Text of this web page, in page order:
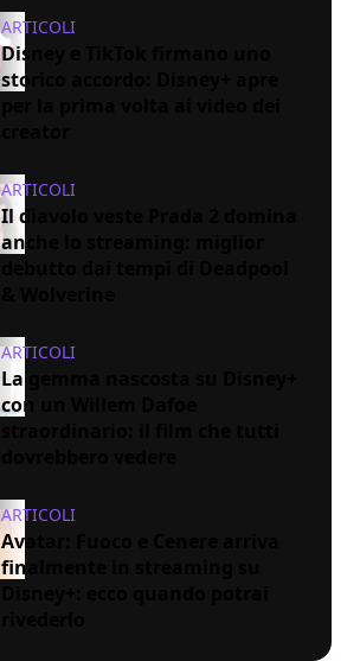
ARTICOLI
Disney e TikTok firmano uno
storico accordo: Disney+ apre
ARTICOLI
Il diavolo veste Prada 2 domina
anche lo streaming: miglior
ARTICOLI
La gemma nascosta su Disney+
con un Willem Dafoe
ARTICOLI
Avatar: Fuoco e Cenere arriva
finalmente in streaming su